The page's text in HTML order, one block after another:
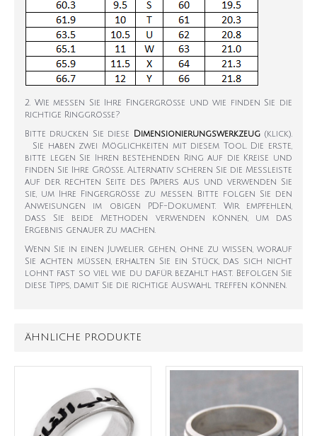
2. Wie messen Sie Ihre Fingergröße und wie finden Sie die
richtige Ringgröße?
Bitte drucken Sie diese Dimensionierungswerkzeug (klick).
Sie haben zwei Möglichkeiten mit diesem Tool. Die erste,
bitte legen Sie Ihren bestehenden Ring auf die Kreise und
finden Sie Ihre Größe. Alternativ scheren Sie die Messleiste
auf der rechten Seite des Papiers aus und verwenden Sie
sie, um Ihre Fingergröße zu messen. Bitte folgen Sie den
Anweisungen im obigen PDF-Dokument. Wir empfehlen,
dass Sie beide Methoden verwenden können, um das
Ergebnis genauer zu machen.
Wenn Sie in einen Juwelier gehen, ohne zu wissen, worauf
Sie achten müssen, erhalten Sie ein Stück, das sich nicht
lohnt fast so viel wie du dafür bezahlt hast. Befolgen Sie
diese Tipps, damit Sie die richtige Auswahl treffen können.
ÄHNLICHE PRODUKTE